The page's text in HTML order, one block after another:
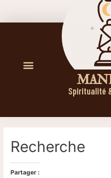
M A N
Spiritualité
Recherche
Partager :